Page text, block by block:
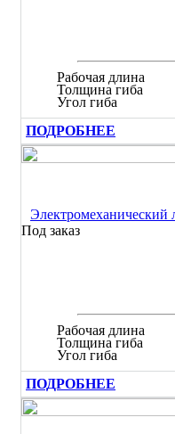
Рабочая длина
Толщина гиба
Угол гиба
ПОДРОБНЕЕ
Под заказ
Рабочая длина
Толщина гиба
Угол гиба
ПОДРОБНЕЕ